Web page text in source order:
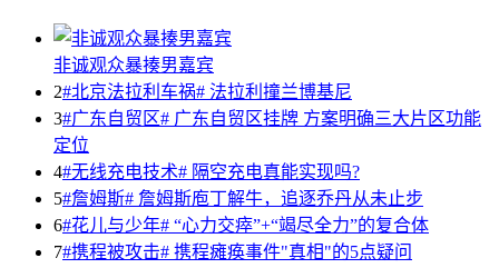
非诚观众暴揍男嘉宾
2#北京法拉利车祸# 法拉利撞兰博基尼
3#广东自贸区# 广东自贸区挂牌 方案明确三大片区功能
定位
4#无线充电技术# 隔空充电真能实现吗?
5#詹姆斯# 詹姆斯庖丁解牛，追逐乔丹从未止步
6#花儿与少年# “心力交瘁”+“竭尽全力”的复合体
7#携程被攻击# 携程瘫痪事件"真相"的5点疑问